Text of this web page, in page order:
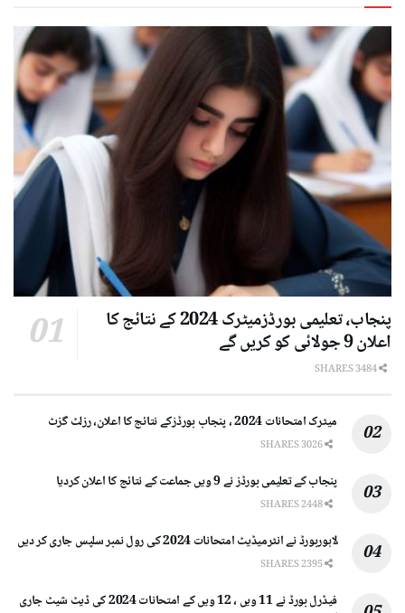
پنجاب، تعلیمی بورڈزمیٹرک 2024 کے نتائج کا
اعلان 9 جولائی کو کریں گے
میٹرک امتحانات 2024 ، پنجاب بورڈزکے نتائج کا اعلان، رزلٹ گزٹ
پنجاب کے تعلیمی بورڈز نے 9 ویں جماعت کے نتائج کا اعلان کردیا
لاہوربورڈ نے انٹرمیڈیٹ امتحانات 2024 کی رول نمبر سلپس جاری کر دیں
فیڈرل بورڈ نے 11 ویں ، 12 ویں کے امتحانات 2024 کی ڈیٹ شیٹ جاری